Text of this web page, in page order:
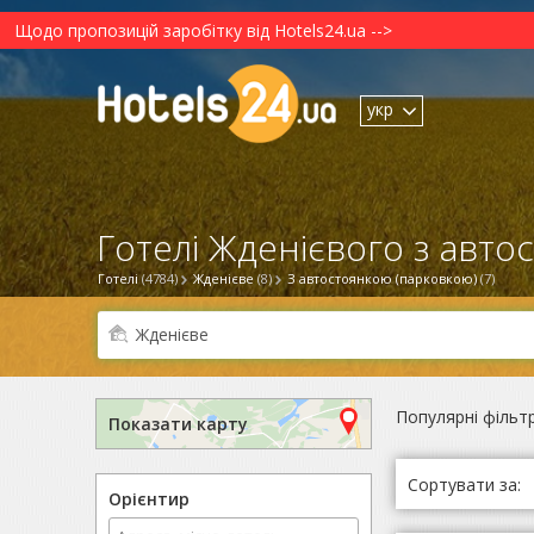
Щодо пропозицій заробітку від Hotels24.ua -->
укр
Готелі (4784) Жденієве (8) З автостоянкою (парковкою)(7)
Готелі Жденієвого з
Показати карту
Орієнтир
Популярні
Сортувати за: